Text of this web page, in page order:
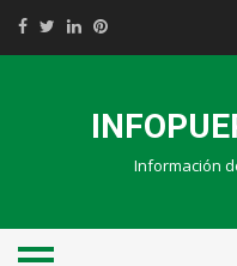
Información